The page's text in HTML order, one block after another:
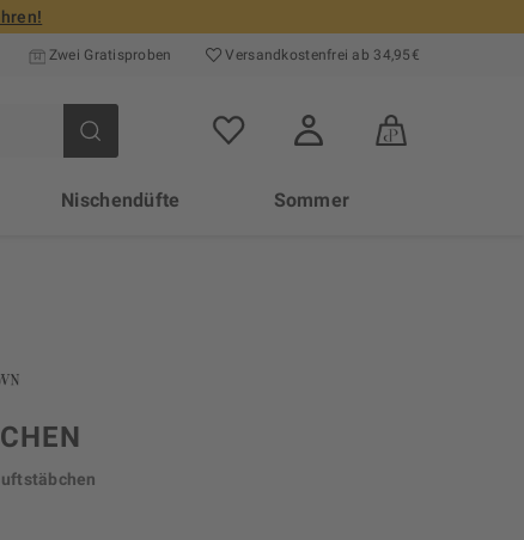
Zwei Gratisproben Versand­kosten­frei ab 34,95€
Nischendüfte Sommer